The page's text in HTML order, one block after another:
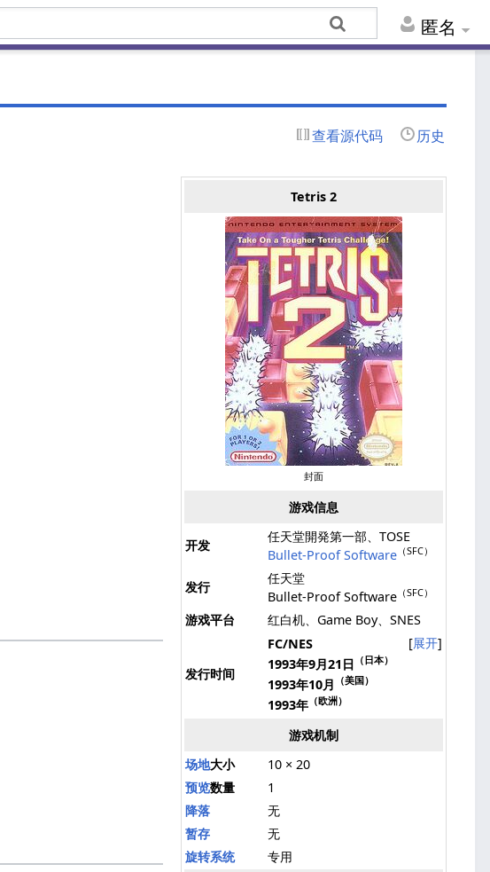
匿名
查看源代码 历史
Tetris 2
封面
游戏信息
开发
任天堂開発第一部、TOSE
Bullet-Proof Software （SFC）
发行
任天堂
Bullet-Proof Software （SFC）
游戏平台 红白机、Game Boy、SNES
发行时间
展开
FC/NES
1993年9月21日 （日本）
1993年10月 （美国）
1993年 （欧洲）
游戏机制
场地大小
10 × 20
预览数量
1
降落
无
暂存
无
旋转系统
专用